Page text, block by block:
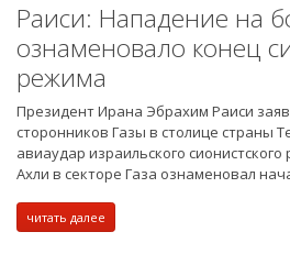
Раиси: Нападение на
ознаменовало конец
режима
Президент Ирана Эбрахим Раиси
сторонников Газы в столице страны
авиаудар израильского
Ахли в секторе Газа ознаменовал
читать далее